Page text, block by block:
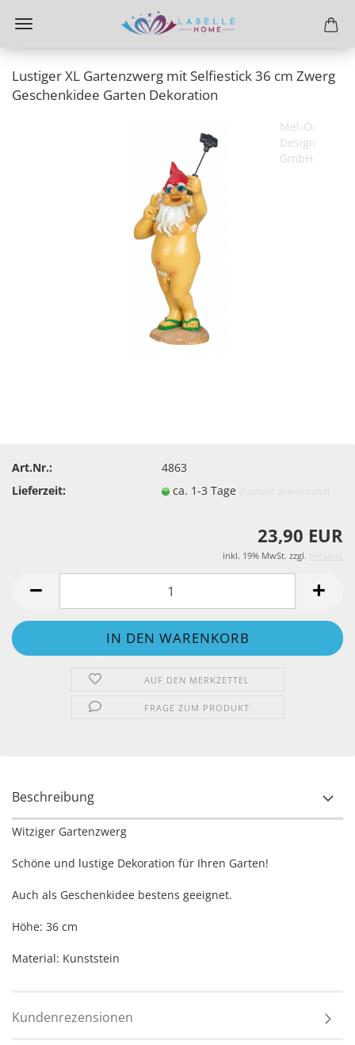
Lustiger XL Gartenzwerg mit Selfiestick 36 cm Zwerg
Geschenkidee Garten Dekoration
Mel-O-
Design
GmbH
Art.Nr.:
4863
Lieferzeit:
ca. 1-3 Tage
23,90 EUR
inkl. 19% MwSt. zzgl.
AUF DEN MERKZETTEL
FRAGE ZUM PRODUKT
Beschreibung
Witziger Gartenzwerg
Schöne und lustige Dekoration für Ihren Garten!
Auch als Geschenkidee bestens geeignet.
Höhe: 36 cm
Material: Kunststein
Kundenrezensionen